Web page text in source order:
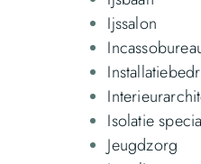
Ijssalon
Isolatie
Jeugdzorg